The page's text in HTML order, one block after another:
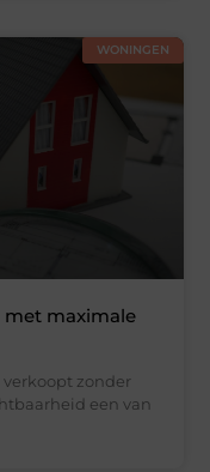
WONINGEN
met maximale
zonder
een van